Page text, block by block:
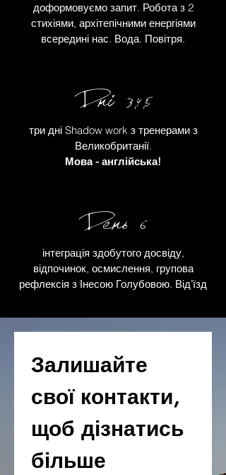
доформовуємо запит. Робота з 2
стихіями, архітепічними енергіями
всередині нас. Вода. Повітря.
Днi 3,4,5
три дні Shadow work з тренерами з
Великобританії.
Мова - англійська!
День 6
інтеграція здобутого досвіду,
відпочинок, осмислення, групова
рефлексія з Інесою Голубовою. Відʼїзд
Залишайте
свої контакти,
щоб дізнатись
більше